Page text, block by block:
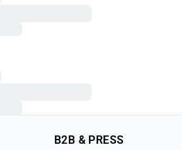
B2B & PRESS